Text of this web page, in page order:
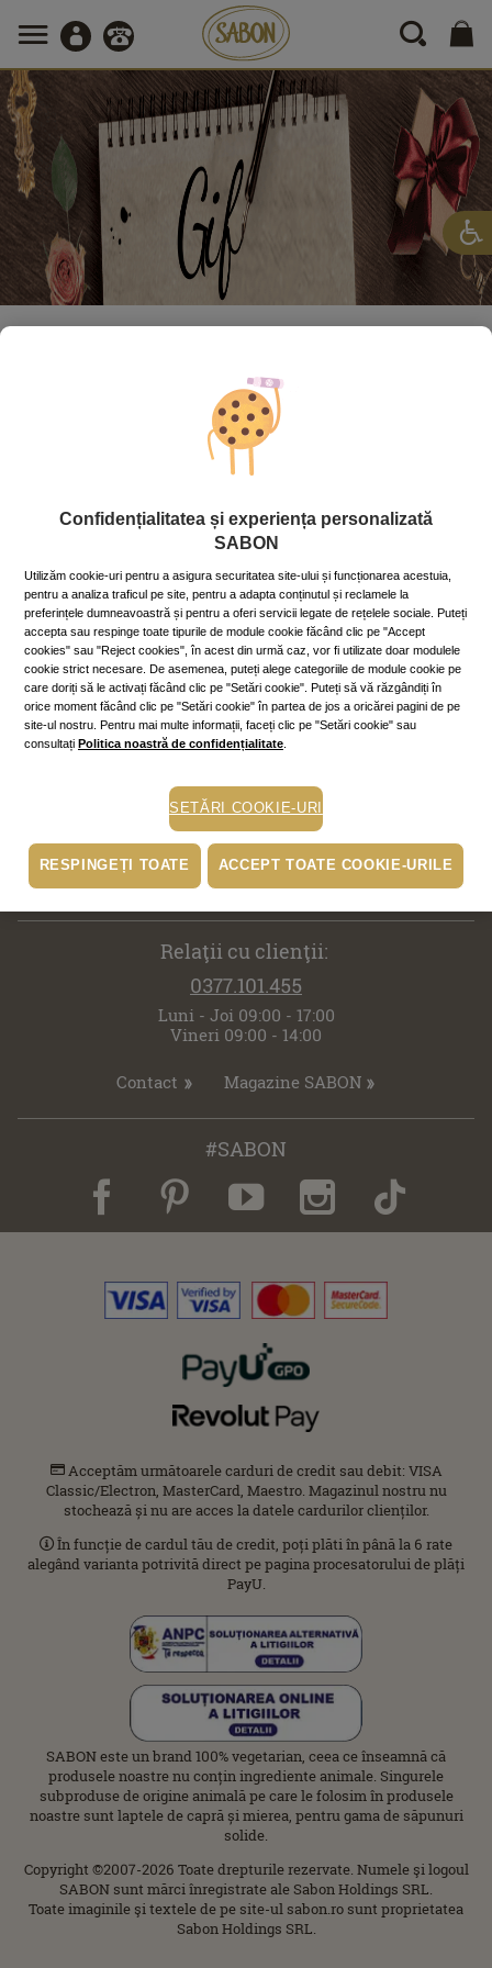
Magazinul de cadouri
toate persoanele din lista dumneavoastră. Avem o mare
varietate de materiale de ambalare, cutii şi coşuri, perfecte
Ulei de duş Mango Kiwi - 500 ml ×
Ordonează: Filtrează
Abonează-te la newsletter!
Relaţii cu clienţii:
0377.101.455
Luni - Joi 09:00 - 17:00
Vineri 09:00 - 14:00
Contact Magazine SABON
#SABON
Acceptăm următoarele carduri de credit sau debit: VISA
Classic/Electron, MasterCard, Maestro. Magazinul nostru nu
stochează și nu are acces la datele cardurilor clienților.
În funcție de cardul tău de credit, poți plăti în până la 6 rate
alegând varianta potrivită direct pe pagina procesatorului de plăți
PayU.
SABON este un brand 100% vegetarian, ceea ce înseamnă că
produsele noastre nu conțin ingrediente animale. Singurele
subproduse de origine animală pe care le folosim în produsele
noastre sunt laptele de capră și mierea, pentru gama de săpunuri
solide.
Copyright ©2007-2026 Toate drepturile rezervate. Numele şi logoul
SABON sunt mărci înregistrate ale Sabon Holdings SRL.
Toate imaginile şi textele de pe site-ul sabon.ro sunt proprietatea
Sabon Holdings SRL.
Confidențialitatea și experiența personalizată
SABON
Utilizăm cookie-uri pentru a asigura securitatea site-ului și funcționarea acestuia,
pentru a analiza traficul pe site, pentru a adapta conținutul și reclamele la
preferințele dumneavoastră și pentru a oferi servicii legate de rețelele sociale. Puteți
accepta sau respinge toate tipurile de module cookie făcând clic pe "Accept
cookies" sau "Reject cookies", în acest din urmă caz, vor fi utilizate doar modulele
cookie strict necesare. De asemenea, puteți alege categoriile de module cookie pe
care doriți să le activați făcând clic pe "Setări cookie". Puteți să vă răzgândiți în
orice moment făcând clic pe "Setări cookie" în partea de jos a oricărei pagini de pe
site-ul nostru. Pentru mai multe informații, faceți clic pe "Setări cookie" sau
consultați Politica noastră de confidențialitate
SETĂRI COOKIE-URI
RESPINGEȚI TOATE ACCEPT TOATE COOKIE-URILE